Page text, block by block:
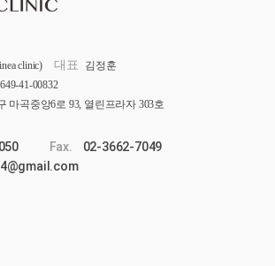
clinic) 대표 김정훈
649-41-00832
마곡중앙6로 93, 열린프라자 303호
Fax.
02-3662-7049